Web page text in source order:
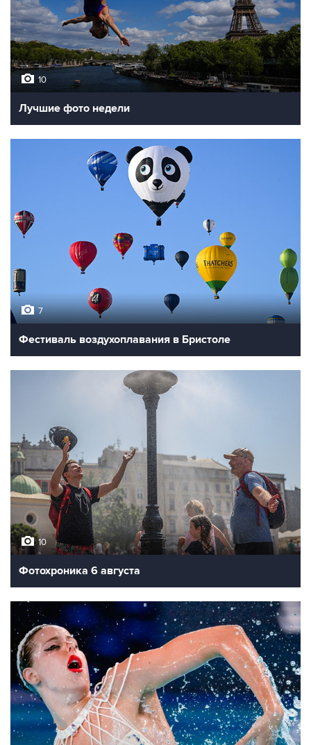
10
Лучшие фото недели
7
Фестиваль воздухоплавания в Бристоле
10
Фотохроника 6 августа